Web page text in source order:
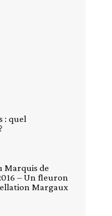
: quel
Marquis de
– Un fleuron
Margaux